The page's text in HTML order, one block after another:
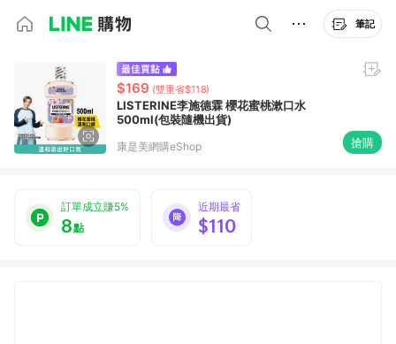
筆記
$169 (雙重省$118)
LISTERINE李施德霖 櫻花蜜桃漱口水
500ml(包裝隨機出貨)
康是美網購eShop 搶購
訂單成立賺5%
8點
近期最省
$110